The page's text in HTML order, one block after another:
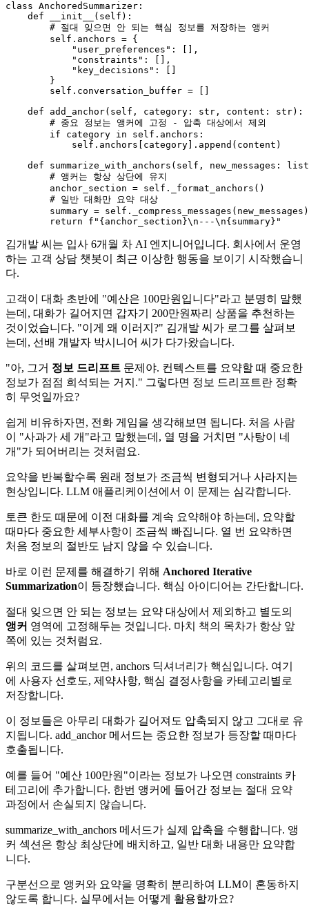
class AnchoredSummarizer :
def
__init__ ( self ):
# 절대 잊으면 안 되는 핵심 정보를 저장하는 앵커
self .anchors = {
"user_preferences" : [],
"constraints" : [],
"key_decisions" : []
        }
self .conversation_buffer = []
def
add_anchor( self, category: str , content: str):
# 중요 정보는 앵커에 고정 - 압축 대상에서 제외
if category in self .anchors:
self .anchors[category].append(content)
def
summarize_with_anchors ( self, new_messages:
list
# 앵커는 항상 상단에 유지
        anchor_section =
self ._format_anchors()
# 일반 대화만 요약 대상
        summary =
self ._compress_messages(new_messages)
return
f" {anchor_section}\n---\n{summary} "
김개발 씨는 입사 6개월 차 AI 엔지니어입니다. 회사에서 운영
하는 고객 상담 챗봇이 최근 이상한 행동을 보이기 시작했습니
다.
고객이 대화 초반에 "예산은 100만원입니다"라고 분명히 말했
는데, 대화가 길어지면 갑자기 200만원짜리 상품을 추천하는
것이었습니다. "이게 왜 이러지?" 김개발 씨가 로그를 살펴보
는데, 선배 개발자 박시니어 씨가 다가왔습니다.
"아, 그거 정보 드리프트 문제야. 컨텍스트를 요약할 때 중요한
정보가 점점 희석되는 거지." 그렇다면 정보 드리프트란 정확
히 무엇일까요?
쉽게 비유하자면, 전화 게임을 생각해보면 됩니다. 처음 사람
이 "사과가 세 개"라고 말했는데, 열 명을 거치면 "사탕이 네
개"가 되어버리는 것처럼요.
요약을 반복할수록 원래 정보가 조금씩 변형되거나 사라지는
현상입니다. LLM 애플리케이션에서 이 문제는 심각합니다.
토큰 한도 때문에 이전 대화를 계속 요약해야 하는데, 요약할
때마다 중요한 세부사항이 조금씩 빠집니다. 열 번 요약하면
처음 정보의 절반도 남지 않을 수 있습니다.
바로 이런 문제를 해결하기 위해 Anchored Iterative
Summarization이 등장했습니다. 핵심 아이디어는 간단합니다.
절대 잊으면 안 되는 정보는 요약 대상에서 제외하고 별도의
앵커 영역에 고정해두는 것입니다. 마치 책의 목차가 항상 앞
쪽에 있는 것처럼요.
위의 코드를 살펴보면, anchors 딕셔너리가 핵심입니다. 여기
에 사용자 선호도, 제약사항, 핵심 결정사항을 카테고리별로
저장합니다.
이 정보들은 아무리 대화가 길어져도 압축되지 않고 그대로 유
지됩니다. add_anchor 메서드는 중요한 정보가 등장할 때마다
호출됩니다.
예를 들어 "예산 100만원"이라는 정보가 나오면 constraints 카
테고리에 추가합니다. 한번 앵커에 들어간 정보는 절대 요약
과정에서 손실되지 않습니다.
summarize_with_anchors 메서드가 실제 압축을 수행합니다. 앵
커 섹션은 항상 최상단에 배치하고, 일반 대화 내용만 요약합
니다.
구분선으로 앵커와 요약을 명확히 분리하여 LLM이 혼동하지
않도록 합니다. 실무에서는 어떻게 활용할까요?